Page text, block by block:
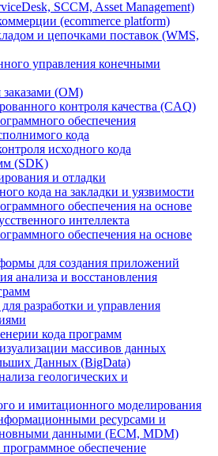
SCCM, Asset Management)
(ecommerce platform)
и цепочками поставок (WMS,
управления конечными
(OM)
контроля качества (CAQ)
обеспечения
кода
исходного кода
(SDK)
и отладки
кода на закладки и уязвимости
обеспечения на основе
интеллекта
обеспечения на основе
для создания приложений
анализа и восстановления
разработки и управления
кода программ
массивов данных
Данных (BigData)
геологических и
и имитационного моделирования
ресурсами и
данными (ECM, MDM)
обеспечение